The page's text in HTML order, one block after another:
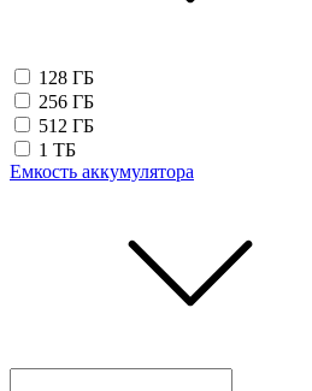
128 ГБ
256 ГБ
512 ГБ
1 ТБ
Емкость аккумулятора